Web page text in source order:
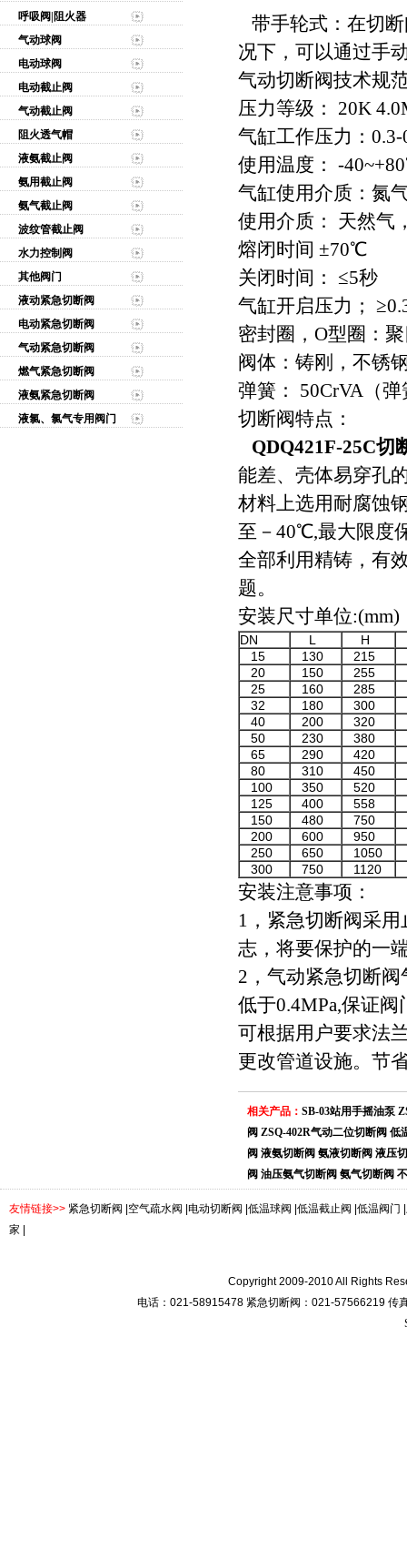
呼吸阀|阻火器
气动球阀
电动球阀
电动截止阀
气动截止阀
阻火透气帽
液氨截止阀
氨用截止阀
氨气截止阀
波纹管截止阀
水力控制阀
其他阀门
液动紧急切断阀
电动紧急切断阀
气动紧急切断阀
燃气紧急切断阀
液氨紧急切断阀
液氯、氯气专用阀门
带手轮式：在切
况下，可以通过手
气动切断阀技术规
压力等级： 20K
气缸工作压力：0.3-
使用温度： -
气缸使用介质：氮
使用介质： 天然气
熔闭时间 ±70℃
关闭时间： ≤5秒
气缸开启压力；
密封圈，O型圈：
阀体：铸刚，不锈
弹簧： 50CrVA（
切断阀特点：
QDQ421F-25C切
能差、壳体易穿孔
材料上选用耐腐蚀
至－40℃,最大限度
全部利用精铸，有
题。
安装尺寸单位:(mm)
DN L H
15
130 215
20
150 255
25
160 285
32
180 300
40
200 320
50
230 380
65
290 420
80
310 450
100
350 520
125
400 558
150
480 750
200
600 950
250
650 1050
300
750 1120
安装注意事项：
1，紧急切断阀采
志，将要保护的一
2，气动紧急切断
低于0.4MPa,保证
可根据用户要求法
更改管道设施。节
相关产品： SB-03站用手摇油泵
阀 ZSQ-402R气动二位切断阀 低
阀 液氨切断阀 氨液切断阀 液压
阀 油压氨气切断阀 氨气切断阀
友情链接>> 紧急切断阀 空气疏水阀 电动切断阀 低温球阀 低温截止阀 低温阀门
家
Copyright 2009-2010 All Rights
电话：021-58915478 紧急切断阀：021-57566219